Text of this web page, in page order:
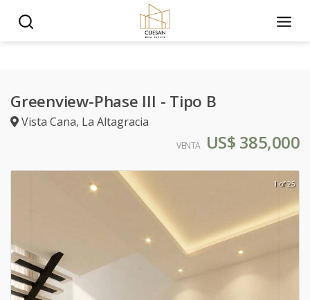
Greenview-Phase III - Tipo B
Vista Cana, La Altagracia
VENTA US$ 385,000
1 of 25